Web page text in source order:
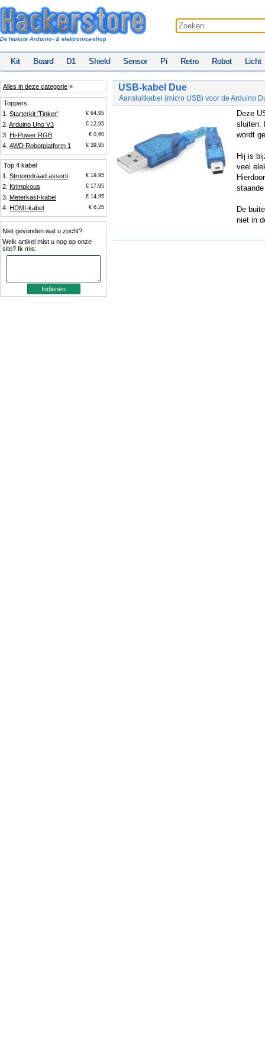
De leukste Arduino- & elektronica-shop
Kit Board D1 Shield Sensor Pi Retro Robot Licht
Alles in deze categorie »
Toppers
1. Starterkit 'Tinker' € 64,95
2. Arduino Uno V3 € 12,95
3. Hi-Power RGB € 0,60
4. 4WD Robotplatform 1 € 39,95
Top 4 kabel
1. Stroomdraad assorti € 19,95
2. Krimpkous € 17,95
3. Meterkast-kabel € 14,95
4. HDMI-kabel € 6,25
Niet gevonden wat u zocht?
Welk artikel mist u nog op onze
site? Ik mis:
USB-kabel Due
Aansluitkabel (micro USB) voor de Arduino
Deze
sluiten.
wordt
Hij is
veel
De
niet in